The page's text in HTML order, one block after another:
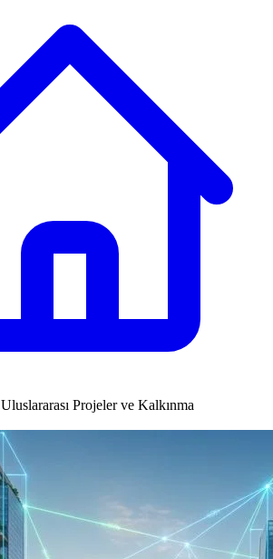
Uluslararası Projeler ve Kalkınma